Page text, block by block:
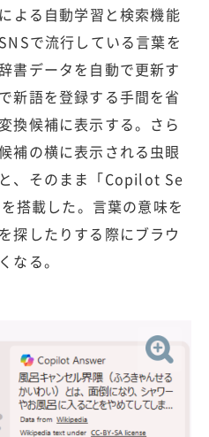
よる自動学習と検索機能
で流行している言葉を
書データを自動で更新す
新語を登録する手間を省
換候補に表示する。さら
補の横に表示される虫眼
、そのまま「Copilot Se
搭載した。言葉の意味を
探したりする際にブラウ
なる。